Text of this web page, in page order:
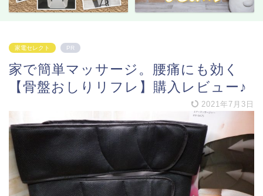
家電セレクト PR
家で簡単マッサージ。腰痛にも効く
【骨盤おしりリフレ】購入レビュー♪
2021年7月3日